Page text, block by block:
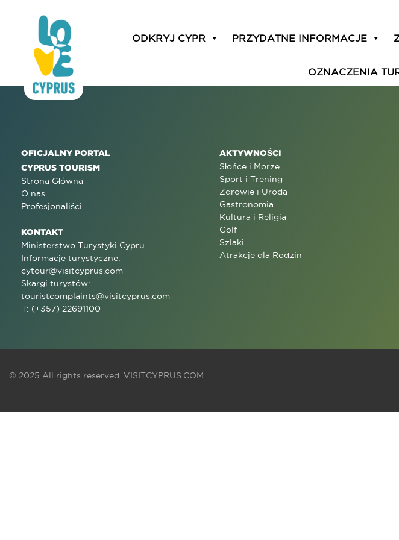
ODKRYJ CYPR PRZYDATNE INFORMACJE
OZNACZENIA
Nothing Found
It seems we can’t find what you’re looking for. Perhaps searching can help.
OFICJALNY PORTAL
CYPRUS TOURISM
Strona Główna
O nas
Profesjonaliści
KONTAKT
Ministerstwo Turystyki Cypru
Informacje turystyczne:
cytour@visitcyprus.com
Skargi turystów:
touristcomplaints@visitcyprus.com
T: (+357) 22691100
AKTYWNOŚCI
Słońce i Morze
Sport i Trening
Zdrowie i Uroda
Gastronomia
Kultura i Religia
Golf
Szlaki
Atrakcje dla Rodzin
© 2025 All rights reserved. VISITCYPRUS.COM